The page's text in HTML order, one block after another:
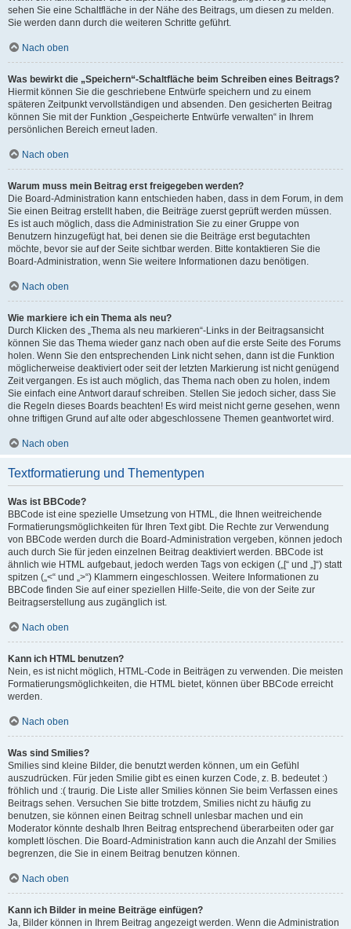
sehen Sie eine Schaltfläche in der Nähe des Beitrags, um diesen zu melden.
Sie werden dann durch die weiteren Schritte geführt.
Nach oben
Was bewirkt die „Speichern“-Schaltfläche beim Schreiben eines Beitrags?
Hiermit können Sie die geschriebene Entwürfe speichern und zu einem
späteren Zeitpunkt vervollständigen und absenden. Den gesicherten Beitrag
können Sie mit der Funktion „Gespeicherte Entwürfe verwalten“ in Ihrem
persönlichen Bereich erneut laden.
Nach oben
Warum muss mein Beitrag erst freigegeben werden?
Die Board-Administration kann entschieden haben, dass in dem Forum, in dem
Sie einen Beitrag erstellt haben, die Beiträge zuerst geprüft werden müssen.
Es ist auch möglich, dass die Administration Sie zu einer Gruppe von
Benutzern hinzugefügt hat, bei denen sie die Beiträge erst begutachten
möchte, bevor sie auf der Seite sichtbar werden. Bitte kontaktieren Sie die
Board-Administration, wenn Sie weitere Informationen dazu benötigen.
Nach oben
Wie markiere ich ein Thema als neu?
Durch Klicken des „Thema als neu markieren“-Links in der Beitragsansicht
können Sie das Thema wieder ganz nach oben auf die erste Seite des Forums
holen. Wenn Sie den entsprechenden Link nicht sehen, dann ist die Funktion
möglicherweise deaktiviert oder seit der letzten Markierung ist nicht genügend
Zeit vergangen. Es ist auch möglich, das Thema nach oben zu holen, indem
Sie einfach eine Antwort darauf schreiben. Stellen Sie jedoch sicher, dass Sie
die Regeln dieses Boards beachten! Es wird meist nicht gerne gesehen, wenn
ohne triftigen Grund auf alte oder abgeschlossene Themen geantwortet wird.
Nach oben
Textformatierung und Thementypen
Was ist BBCode?
BBCode ist eine spezielle Umsetzung von HTML, die Ihnen weitreichende
Formatierungsmöglichkeiten für Ihren Text gibt. Die Rechte zur Verwendung
von BBCode werden durch die Board-Administration vergeben, können jedoch
auch durch Sie für jeden einzelnen Beitrag deaktiviert werden. BBCode ist
ähnlich wie HTML aufgebaut, jedoch werden Tags von eckigen („[“ und „]“) statt
spitzen („<“ und „>“) Klammern eingeschlossen. Weitere Informationen zu
BBCode finden Sie auf einer speziellen Hilfe-Seite, die von der Seite zur
Beitragserstellung aus zugänglich ist.
Nach oben
Kann ich HTML benutzen?
Nein, es ist nicht möglich, HTML-Code in Beiträgen zu verwenden. Die meisten
Formatierungsmöglichkeiten, die HTML bietet, können über BBCode erreicht
werden.
Nach oben
Was sind Smilies?
Smilies sind kleine Bilder, die benutzt werden können, um ein Gefühl
auszudrücken. Für jeden Smilie gibt es einen kurzen Code, z. B. bedeutet :)
fröhlich und :( traurig. Die Liste aller Smilies können Sie beim Verfassen eines
Beitrags sehen. Versuchen Sie bitte trotzdem, Smilies nicht zu häufig zu
benutzen, sie können einen Beitrag schnell unlesbar machen und ein
Moderator könnte deshalb Ihren Beitrag entsprechend überarbeiten oder gar
komplett löschen. Die Board-Administration kann auch die Anzahl der Smilies
begrenzen, die Sie in einem Beitrag benutzen können.
Nach oben
Kann ich Bilder in meine Beiträge einfügen?
Ja, Bilder können in Ihrem Beitrag angezeigt werden. Wenn die Administration